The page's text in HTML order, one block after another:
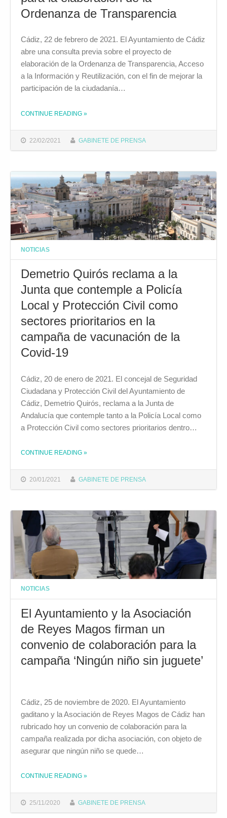
Ordenanza de Transparencia
22/02/2021 GABINETE DE PRENSA
Cádiz, 22 de febrero de 2021. El Ayuntamiento de Cádiz
abre una consulta previa sobre el proyecto de
elaboración de la Ordenanza de Transparencia, Acceso
a la Información y Reutilización, con el fin de mejorar la
participación de la ciudadanía…
CONTINUE READING THE "EL AYUNTAMIENTO ABRE UNA CONSULTA PREVIA SOBRE EL PROYECTO PARA LA ELABORACIÓN DE LA ORDENANZA DE TRANSPARENCIA"
»
NOTICIAS
Demetrio Quirós reclama a la
Junta que contemple a Policía
Local y Protección Civil como
sectores prioritarios en la
campaña de vacunación de la
Covid-19
20/01/2021 GABINETE DE PRENSA
Cádiz, 20 de enero de 2021. El concejal de Seguridad
Ciudadana y Protección Civil del Ayuntamiento de
Cádiz, Demetrio Quirós, reclama a la Junta de
Andalucía que contemple tanto a la Policía Local como
a Protección Civil como sectores prioritarios dentro…
CONTINUE READING »
NOTICIAS
El Ayuntamiento y la Asociación
de Reyes Magos firman un
convenio de colaboración para la
campaña ‘Ningún niño sin juguete’
25/11/2020 GABINETE DE PRENSA
Cádiz, 25 de noviembre de 2020. El Ayuntamiento
gaditano y la Asociación de Reyes Magos de Cádiz han
rubricado hoy un convenio de colaboración para la
campaña realizada por dicha asociación, con objeto de
asegurar que ningún niño se quede…
CONTINUE READING »